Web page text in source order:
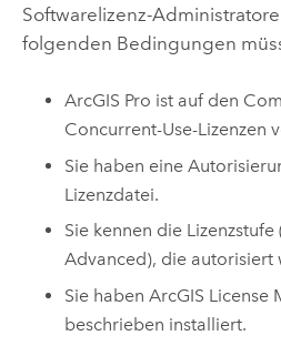
Softwarelizenz-
folgenden Bedingungen
ArcGIS Pro ist auf den
Concurrent-Use-Lizenzen
Sie haben eine
Lizenzdatei.
Sie kennen die
Advanced), die autorisiert
Sie habenArcGIS License
beschrieben installiert.